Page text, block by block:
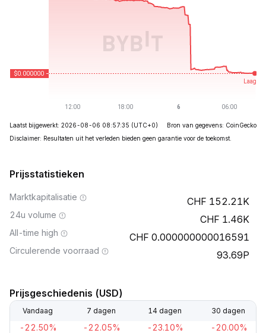
Laatst bijgewerkt: 2026-08-06 08:57:35 (UTC+0)
Bron van gegevens: CoinGecko
Disclaimer: Resultaten uit het verleden bieden geen garantie voor de toekomst.
Prijsstatistieken
Marktkapitalisatie 152.21K
24u volume 1.46K
All-time high 0.000000000016591
Circulerende voorraad 93.69P
Prijsgeschiedenis (USD)
Vandaag 7 dagen 14 dagen 30 dagen
-22.50% -22.05% -23.10% -20.00%